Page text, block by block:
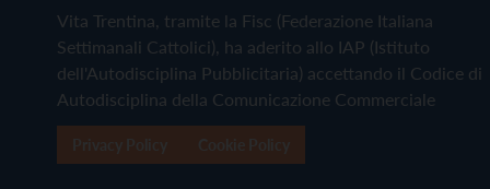
Vita Trentina, tramite la Fisc (Federazione Italiana
Settimanali Cattolici), ha aderito allo IAP (Istituto
dell'Autodisciplina Pubblicitaria) accettando il Codice di
Autodisciplina della Comunicazione Commerciale